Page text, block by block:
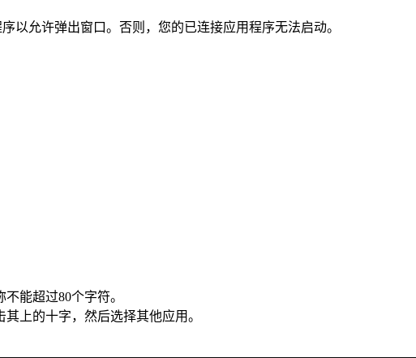
以允许弹出窗口。否则，您的已连接应用程序无法启动。
能超过80个字符。
上的十字，然后选择其他应用。